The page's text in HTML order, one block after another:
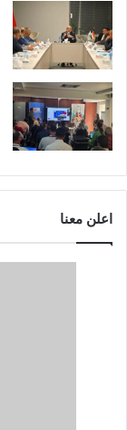
اعلن معنا